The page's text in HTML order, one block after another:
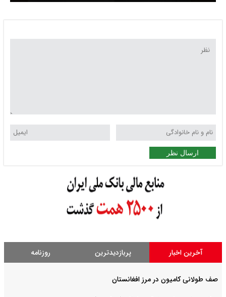
ارسال نظر
آخرین اخبار پربازدیدترین روزنامه
صف طولانی کامیون در مرز افغانستان